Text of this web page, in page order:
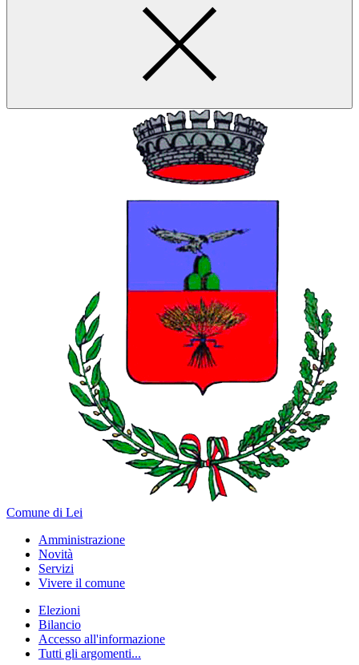
Comune di Lei
Amministrazione
Novità
Servizi
Vivere il comune
Elezioni
Bilancio
Accesso all'informazione
Tutti gli argomenti...